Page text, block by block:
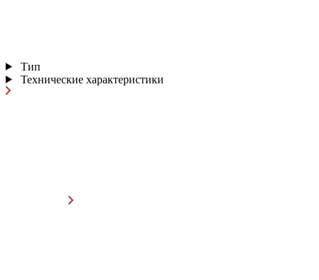
Тип
Технические характеристики